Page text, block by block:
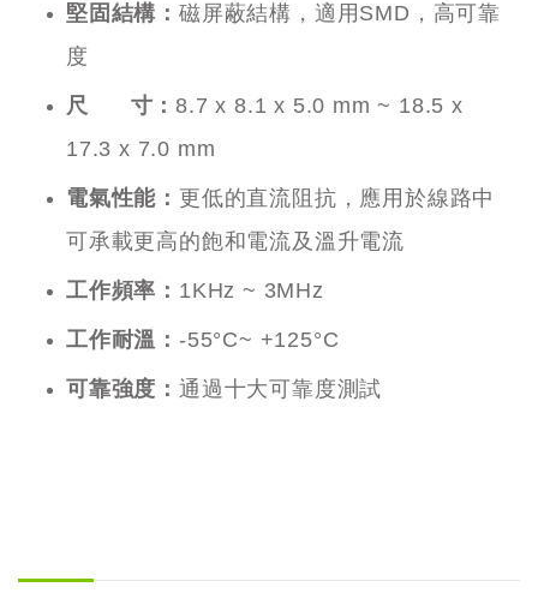
堅固結構： 磁屏蔽結構，適用SMD，高可靠
度
尺 寸：8.7 x 8.1 x 5.0 mm ~ 18.5 x
17.3 x 7.0 mm
電氣性能： 更低的直流阻抗，應用於線路中
可承載更高的飽和電流及溫升電流
工作頻率： 1KHz ~ 3MHz
工作耐溫： -55°C~ +125°C
可靠強度： 通過十大可靠度測試